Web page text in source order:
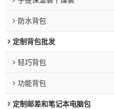
防水背包
定制背包批发
轻巧背包
功能背包
定制邮差和笔记本电脑包